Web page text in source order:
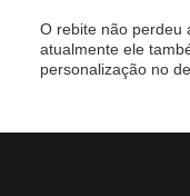
O rebite não perdeu
atualmente ele
personalização no